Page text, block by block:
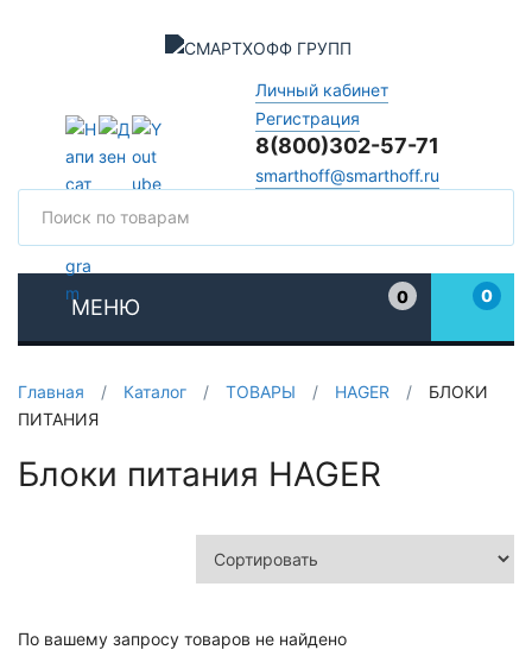
Личный кабинет
Регистрация
8(800)302-57-71
smarthoff@smarthoff.ru
МЕНЮ
0
0
Главная / Каталог / ТОВАРЫ / HAGER /
БЛОКИ
ПИТАНИЯ
Блоки питания HAGER
По вашему запросу товаров не найдено